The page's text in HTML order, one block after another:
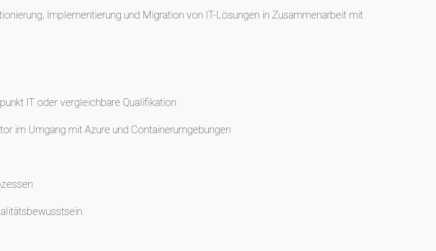
Implementierung und Migration von IT-Lösungen in Zusammenarbeit mit
IT oder vergleichbare Qualifikation
im Umgang mit Azure und Containerumgebungen